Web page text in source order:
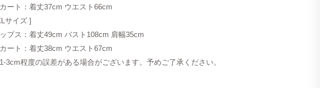
ート：着丈37cm ウエスト66cm
サイズ ]
ップス：着丈49cm バスト108cm 肩幅35cm
ート：着丈38cm ウエスト67cm
3cm程度の誤差がある場合がございます。予めご了承ください。